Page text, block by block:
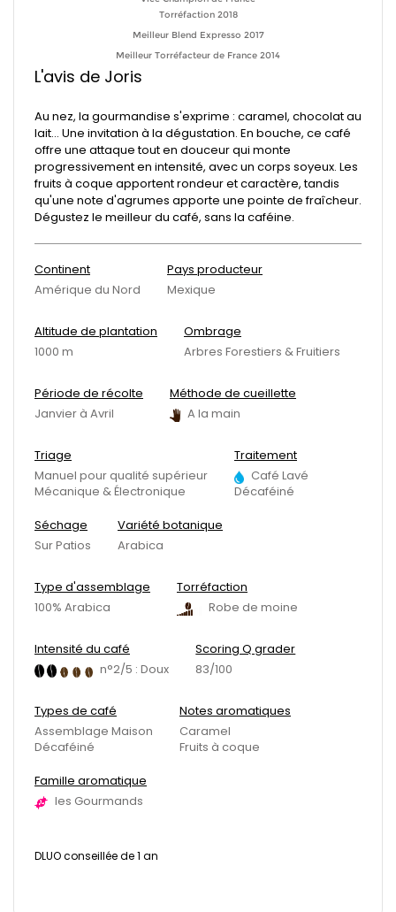
Torréfaction 2018
Meilleur Blend Expresso 2017
Meilleur Torréfacteur de France 2014
L'avis de Joris
Au nez, la gourmandise s'exprime : caramel, chocolat au
lait... Une invitation à la dégustation. En bouche, ce café
offre une attaque tout en douceur qui monte
progressivement en intensité, avec un corps soyeux. Les
fruits à coque apportent rondeur et caractère, tandis
qu'une note d'agrumes apporte une pointe de fraîcheur.
Dégustez le meilleur du café, sans la caféine.
Continent
Amérique du Nord
Pays producteur
Mexique
Altitude de plantation
1000 m
Ombrage
Arbres Forestiers & Fruitiers
Période de récolte
Janvier à Avril
Méthode de cueillette
A la main
Triage
Manuel pour qualité supérieur
Mécanique & Électronique
Traitement
Café Lavé
Décaféiné
Séchage
Sur Patios
Variété botanique
Arabica
Type d'assemblage
100% Arabica
Torréfaction
Robe de moine
Intensité du café
n°2/5 : Doux
Scoring Q grader
83/100
Types de café
Assemblage Maison
Décaféiné
Notes aromatiques
Caramel
Fruits à coque
Famille aromatique
les Gourmands
DLUO conseillée de 1 an